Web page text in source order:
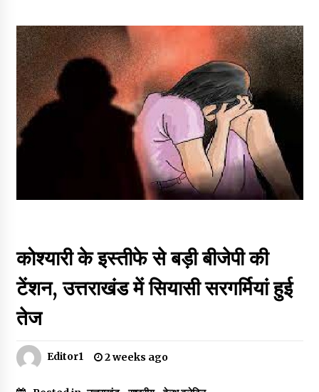
कोश्यारी के इस्तीफे से बड़ी बीजेपी की
टेंशन, उत्तराखंड में सियासी सरगर्मियां हुई
तेज
Editor1 2 weeks ago